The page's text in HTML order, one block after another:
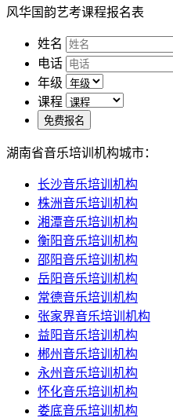
风华国韵艺考课程报名表
姓名
电话
年级
课程
免费报名
湖南省音乐培训机构城市：
长沙音乐培训机构
株洲音乐培训机构
湘潭音乐培训机构
衡阳音乐培训机构
邵阳音乐培训机构
岳阳音乐培训机构
常德音乐培训机构
张家界音乐培训机构
益阳音乐培训机构
郴州音乐培训机构
永州音乐培训机构
怀化音乐培训机构
娄底音乐培训机构